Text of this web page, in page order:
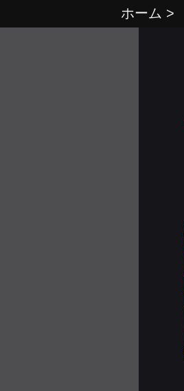
ホーム >